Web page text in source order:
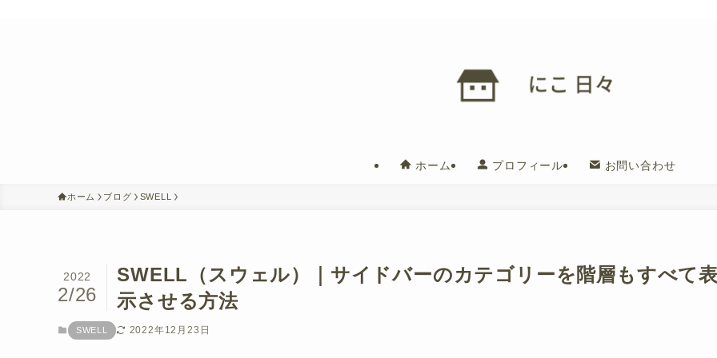
ホーム プロフィール お問い合わせ
ホーム ブログ SWELL
SWELL（スウェル）｜サイドバーのカテゴリーを階層もすべて
示させる方法
2022
2/26
SWELL 2022年12月23日